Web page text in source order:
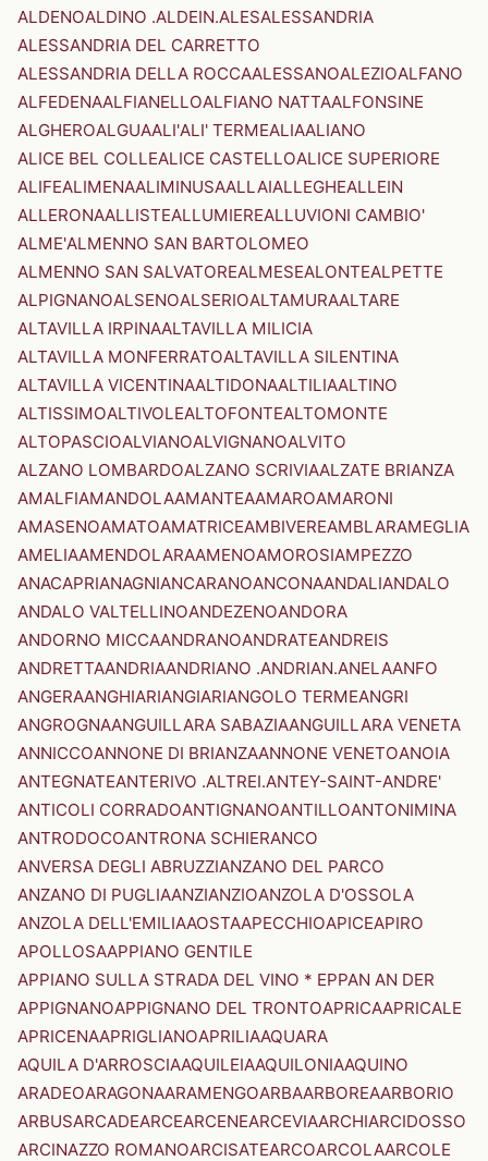
ALDENOALDINO .ALDEIN.ALESALESSANDRIA
ALESSANDRIA DEL CARRETTO
ALESSANDRIA DELLA ROCCAALESSANOALEZIOALFANO
ALFEDENAALFIANELLOALFIANO NATTAALFONSINE
ALGHEROALGUAALI'ALI' TERMEALIAALIANO
ALICE BEL COLLEALICE CASTELLOALICE SUPERIORE
ALIFEALIMENAALIMINUSAALLAIALLEGHEALLEIN
ALLERONAALLISTEALLUMIEREALLUVIONI CAMBIO'
ALME'ALMENNO SAN BARTOLOMEO
ALMENNO SAN SALVATOREALMESEALONTEALPETTE
ALPIGNANOALSENOALSERIOALTAMURAALTARE
ALTAVILLA IRPINAALTAVILLA MILICIA
ALTAVILLA MONFERRATOALTAVILLA SILENTINA
ALTAVILLA VICENTINAALTIDONAALTILIAALTINO
ALTISSIMOALTIVOLEALTOFONTEALTOMONTE
ALTOPASCIOALVIANOALVIGNANOALVITO
ALZANO LOMBARDOALZANO SCRIVIAALZATE BRIANZA
AMALFIAMANDOLAAMANTEAAMAROAMARONI
AMASENOAMATOAMATRICEAMBIVEREAMBLARAMEGLIA
AMELIAAMENDOLARAAMENOAMOROSIAMPEZZO
ANACAPRIANAGNIANCARANOANCONAANDALIANDALO
ANDALO VALTELLINOANDEZENOANDORA
ANDORNO MICCAANDRANOANDRATEANDREIS
ANDRETTAANDRIAANDRIANO .ANDRIAN.ANELAANFO
ANGERAANGHIARIANGIARIANGOLO TERMEANGRI
ANGROGNAANGUILLARA SABAZIAANGUILLARA VENETA
ANNICCOANNONE DI BRIANZAANNONE VENETOANOIA
ANTEGNATEANTERIVO .ALTREI.ANTEY-SAINT-ANDRE'
ANTICOLI CORRADOANTIGNANOANTILLOANTONIMINA
ANTRODOCOANTRONA SCHIERANCO
ANVERSA DEGLI ABRUZZIANZANO DEL PARCO
ANZANO DI PUGLIAANZIANZIOANZOLA D'OSSOLA
ANZOLA DELL'EMILIAAOSTAAPECCHIOAPICEAPIRO
APOLLOSAAPPIANO GENTILE
APPIANO SULLA STRADA DEL VINO * EPPAN AN DER
APPIGNANOAPPIGNANO DEL TRONTOAPRICAAPRICALE
APRICENAAPRIGLIANOAPRILIAAQUARA
AQUILA D'ARROSCIAAQUILEIAAQUILONIAAQUINO
ARADEOARAGONAARAMENGOARBAARBOREAARBORIO
ARBUSARCADEARCEARCENEARCEVIAARCHIARCIDOSSO
ARCINAZZO ROMANOARCISATEARCOARCOLAARCOLE